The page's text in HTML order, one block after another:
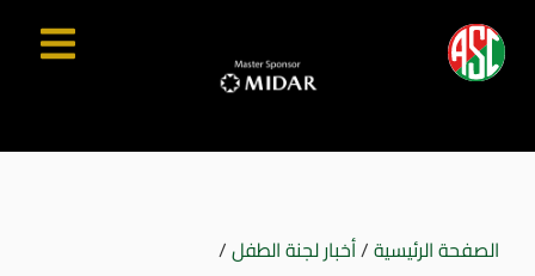
الصفحة الرئيسية/أخبار لجنة الطفل/